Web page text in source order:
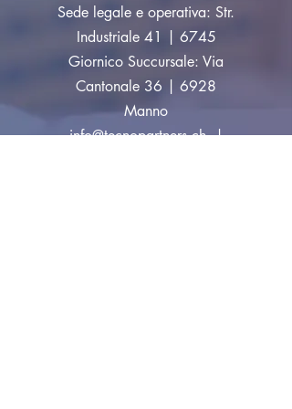
Sede legale e operativa: Str.
Industriale 41 | 6745
Giornico Succursale: Via
Cantonale 36 | 6928
Manno
info@tecnopartners.ch|